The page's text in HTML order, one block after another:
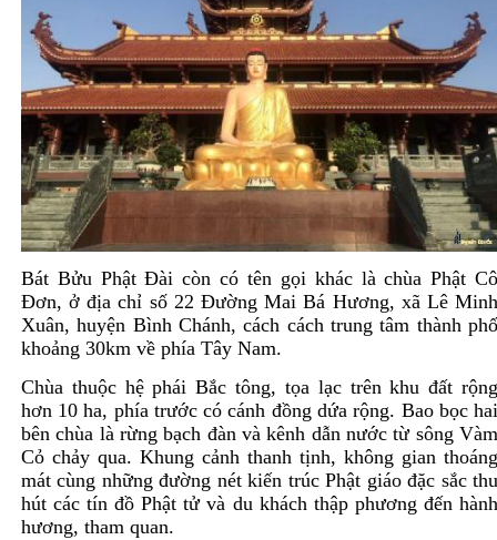
Bát Bửu Phật Đài còn có tên gọi khác là chùa Phật
Đơn, ở địa chỉ số 22 Đường Mai Bá Hương, xã Lê
Xuân, huyện Bình Chánh, cách cách trung tâm thành
khoảng 30km về phía Tây Nam.
Chùa thuộc hệ phái Bắc tông, tọa lạc trên khu đất
hơn 10 ha, phía trước có cánh đồng dứa rộng. Bao bọc
bên chùa là rừng bạch đàn và kênh dẫn nước từ sông
Cỏ chảy qua. Khung cảnh thanh tịnh, không gian
mát cùng những đường nét kiến trúc Phật giáo đặc sắc
hút các tín đồ Phật tử và du khách thập phương đến
hương, tham quan.